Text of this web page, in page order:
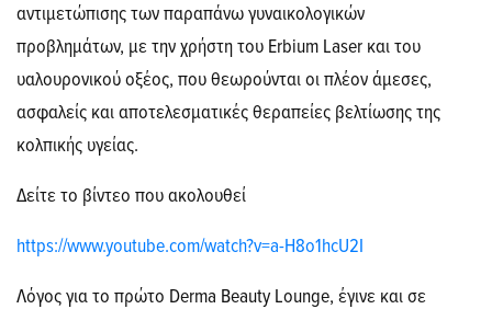
αντιμετώπισης των παραπάνω γυναικολογικών
προβλημάτων, με την χρήστη του Erbium Laser και του
υαλουρονικού οξέος, που θεωρούνται οι πλέον άμεσες,
ασφαλείς και αποτελεσματικές θεραπείες βελτίωσης της
κολπικής υγείας.
Δείτε το βίντεο που ακολουθεί
https://www.youtube.com/watch?v=a-H8o1hcU2I
Λόγος για το πρώτο Derma Beauty Lounge, έγινε και σε